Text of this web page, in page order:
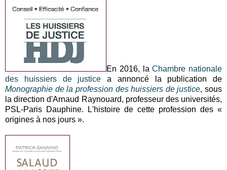
En 2016, laChambre nationale
des huissiers de justice a annoncé la publication de
Monographie de la profession des huissiers de justice, sous
la direction d'Arnaud Raynouard, professeur des universités,
PSL-Paris Dauphine. L'histoire de cette profession des «
origines à nos jours ».